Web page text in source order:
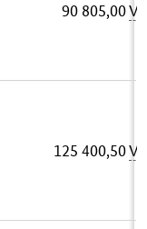
90 805,00VM
125 400,50VM